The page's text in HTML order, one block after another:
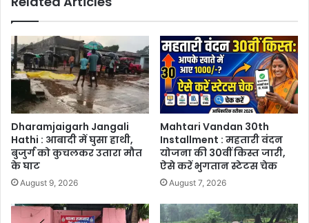
Dharamjaigarh Jangali
Hathi : आबादी में घुसा हाथी,
बुजुर्ग को कुचलकर उतारा मौत
के घाट
August 9, 2026
Mahtari Vandan 30th
Installment : महतारी वंदन
योजना की 30वीं किस्त जारी,
ऐसे करें भुगतान स्टेटस चेक
August 7, 2026